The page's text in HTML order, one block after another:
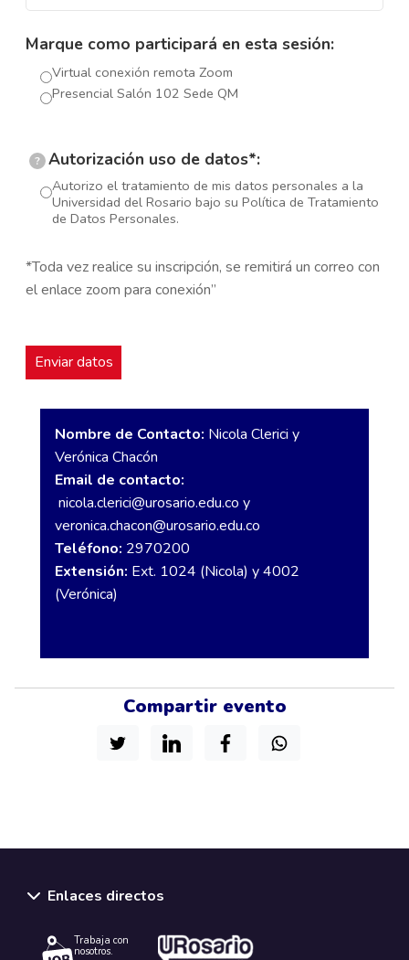
Marque como participará en esta sesión:
Virtual conexión remota Zoom
Presencial Salón 102 Sede QM
? Autorización uso de datos*:
Autorizo el tratamiento de mis datos personales a la
Universidad del Rosario bajo su Política de Tratamiento
de Datos Personales.
*Toda vez realice su inscripción, se remitirá un correo con
el enlace zoom para conexión”
Nombre de Contacto: Nicola Clerici y
Verónica Chacón
Email de contacto:
nicola.clerici@urosario.edu.co y
veronica.chacon@urosario.edu.co
Teléfono: 2970200
Extensión: Ext. 1024 (Nicola) y 4002
(Verónica)
Compartir evento
Enlaces directos
Trabaja con
nosotros.